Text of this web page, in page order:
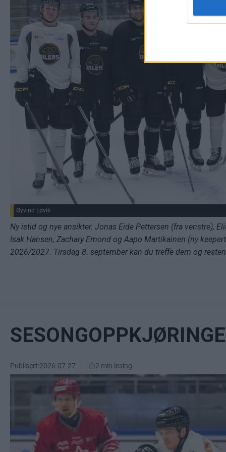
Øyvind Løvik
Ny istid og nye ansikter. Jonas Eide Pettersen (fra venstre),
Isak Hansen, Zachary Emond og Aapo Martikainen (ny
2026/2027. Tirsdag 8. september kan du treffe dem og
Publisert:2026-07-27 2 min lesing